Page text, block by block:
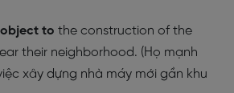
object to the construction of the
their neighborhood. (Họ mạnh
xây dựng nhà máy mới gần khu